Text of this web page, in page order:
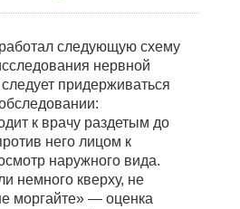
следующую схему
нервной
придерживаться
к врачу раздетым до
него лицом к
наружного вида.
немного кверху, не
моргайте» — оценка